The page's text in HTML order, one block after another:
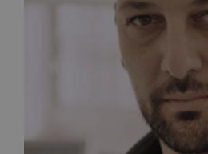
Accrediti Stampa
Cartella Stampa